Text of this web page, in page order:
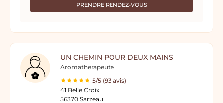
PRENDRE RENDEZ-VOUS
UN CHEMIN POUR DEUX MAINS
Aromatherapeute
5/5 (93 avis)
41 Belle Croix
56370 Sarzeau